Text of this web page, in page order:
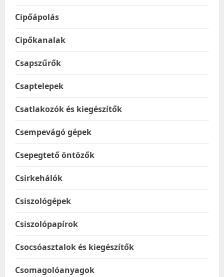
Cipőápolás
Cipőkanalak
Csapszűrők
Csaptelepek
Csatlakozók és kiegészítők
Csempevágó gépek
Csepegtető öntözők
Csirkehálók
Csiszológépek
Csiszolópapírok
Csocsóasztalok és kiegészítők
Csomagolóanyagok